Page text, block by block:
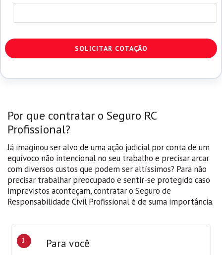
Por que contratar o Seguro RC
Profissional?
Já imaginou ser alvo de uma ação judicial por conta de um
equívoco não intencional no seu trabalho e precisar arcar
com diversos custos que podem ser altíssimos? Para não
precisar trabalhar preocupado e sentir-se protegido caso
imprevistos aconteçam, contratar o Seguro de
Responsabilidade Civil Profissional é de suma importância.
1 Para você